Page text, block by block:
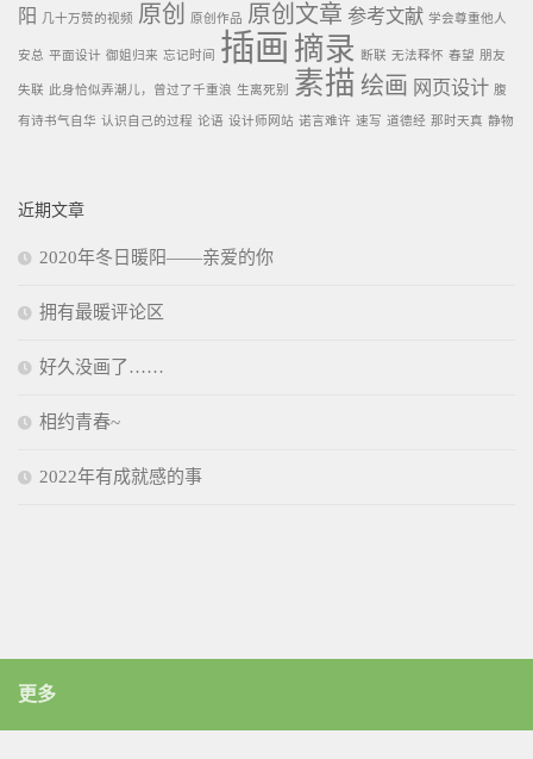
阳
几十万赞的视频 原创 原创作品 原创文章 参考文献 学会尊重他人
安总 平面设计 御姐归来 忘记时间 插画 摘录 断联 无法释怀 春望 朋友
失联 此身恰似弄潮儿，曾过了千重浪 生离死别 素描 绘画 网页设计 腹
有诗书气自华 认识自己的过程 论语 设计师网站 诺言难许 速写 道德经 那时天真 静物
近期文章
2020年冬日暖阳——亲爱的你
拥有最暖评论区
好久没画了……
相约青春~
2022年有成就感的事
更多